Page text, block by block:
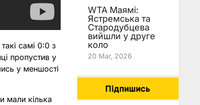
самі 0:0 з
пропустив у
у меншості
мали кілька
WTA Маямі:
Ястремська та
Стародубцева
вийшли у друге
коло
20 Mar, 2026
Підпишись